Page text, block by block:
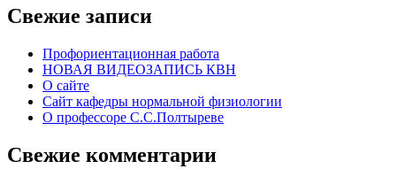
Свежие записи
Профориентационная работа
НОВАЯ ВИДЕОЗАПИСЬ КВН
О сайте
Сайт кафедры нормальной физиологии
О профессоре С.С.Полтыреве
Свежие комментарии